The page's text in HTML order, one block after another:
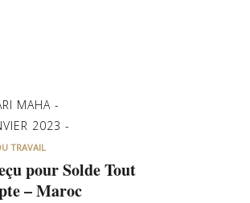
MAHA
2023
TRAVAIL
pour Solde Tout
– Maroc